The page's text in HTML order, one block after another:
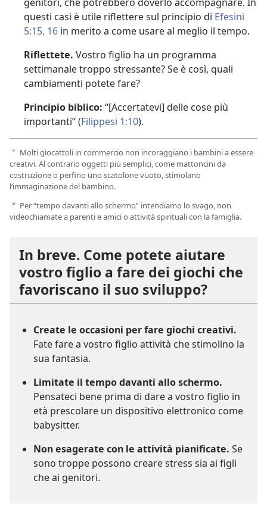
genitori, che potrebbero doverlo accompagnare. In
questi casi è utile riflettere sul principio di Efesini
5:15, 16 in merito a come usare al meglio il tempo.
Riflettete. Vostro figlio ha un programma
settimanale troppo stressante? Se è così, quali
cambiamenti potete fare?
Principio biblico: “[Accertatevi] delle cose più
importanti” (Filippesi 1:10).
a Molti giocattoli in commercio non incoraggiano i bambini a essere
creativi. Al contrario oggetti più semplici, come mattoncini da
costruzione o perfino uno scatolone vuoto, stimolano
l’immaginazione del bambino.
b Per “tempo davanti allo schermo” intendiamo lo svago, non
videochiamate a parenti e amici o attività spirituali con la famiglia.
In breve. Come potete aiutare
vostro figlio a fare dei giochi che
favoriscano il suo sviluppo?
Create le occasioni per fare giochi creativi.
Fate fare a vostro figlio attività che stimolino la
sua fantasia.
Limitate il tempo davanti allo schermo.
Pensateci bene prima di dare a vostro figlio in
età prescolare un dispositivo elettronico come
babysitter.
Non esagerate con le attività pianificate. Se
sono troppe possono creare stress sia ai figli
che ai genitori.